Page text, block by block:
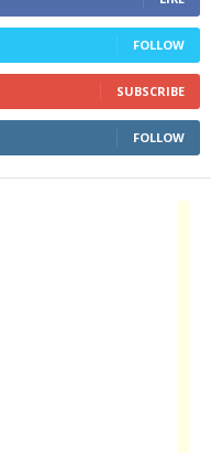
FOLLOW
SUBSCRIBE
FOLLOW